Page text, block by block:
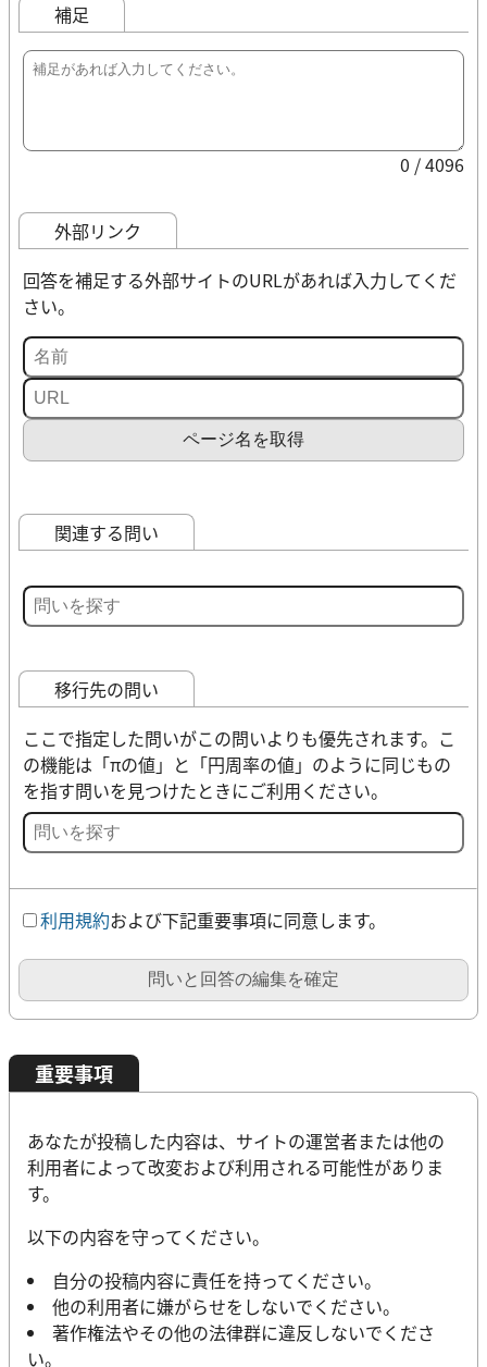
補足
0 / 4096
外部リンク
回答を補足する外部サイトのURLがあれば入力してくだ
さい。
ページ名を取得
関連する問い
移行先の問い
ここで指定した問いがこの問いよりも優先されます。こ
の機能は「πの値」と「円周率の値」のように同じもの
を指す問いを見つけたときにご利用ください。
利用規約および下記重要事項に同意します。
問いと回答の編集を確定
重要事項
あなたが投稿した内容は、サイトの運営者または他の
利用者によって改変および利用される可能性がありま
す。
以下の内容を守ってください。
自分の投稿内容に責任を持ってください。
他の利用者に嫌がらせをしないでください。
著作権法やその他の法律群に違反しないでくださ
い。